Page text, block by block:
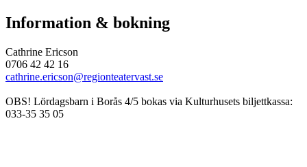
Information & bokning
Cathrine Ericson
0706 42 42 16
cathrine.ericson@regionteatervast.se
OBS! Lördagsbarn i Borås 4/5 bokas via Kulturhusets biljettkassa:
033-35 35 05